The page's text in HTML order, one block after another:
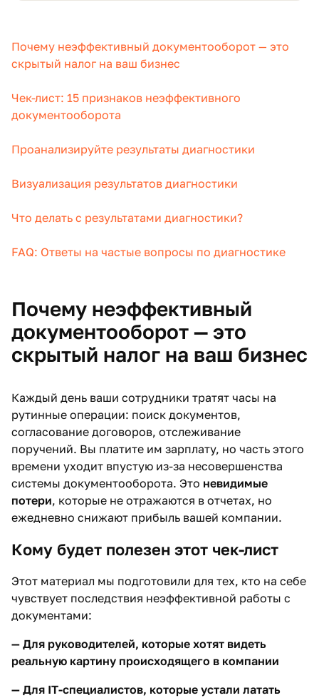
Почему неэффективный документооборот — это
скрытый налог на ваш бизнес
Чек-лист: 15 признаков неэффективного
документооборота
Проанализируйте результаты диагностики
Визуализация результатов диагностики
Что делать с результатами диагностики?
FAQ: Ответы на частые вопросы по диагностике
Почему неэффективный
документооборот — это
скрытый налог на ваш бизнес
Каждый день ваши сотрудники тратят часы на
рутинные операции: поиск документов,
согласование договоров, отслеживание
поручений. Вы платите им зарплату, но часть этого
времени уходит впустую из-за несовершенства
системы документооборота. Это невидимые
потери, которые не отражаются в отчетах, но
ежедневно снижают прибыль вашей компании.
Кому будет полезен этот чек-лист
Этот материал мы подготовили для тех, кто на себе
чувствует последствия неэффективной работы с
документами:
— Для руководителей, которые хотят видеть
реальную картину происходящего в компании
— Для IT-специалистов, которые устали латать